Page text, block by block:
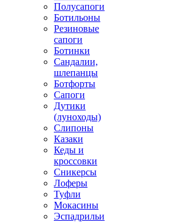
Полусапоги
Ботильоны
Резиновые
сапоги
Ботинки
Сандалии,
шлепанцы
Ботфорты
Сапоги
Дутики
(луноходы)
Слипоны
Казаки
Кеды и
кроссовки
Сникерсы
Лоферы
Туфли
Мокасины
Эспадрильи